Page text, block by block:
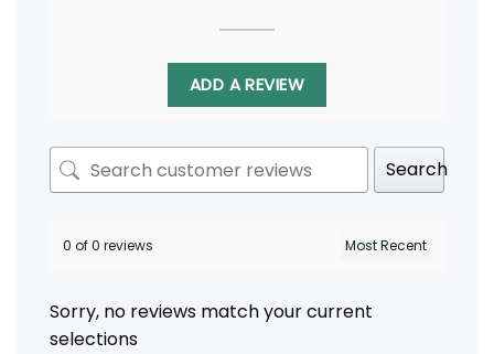
ADD A REVIEW
Search
0 of 0 reviews
Sorry, no reviews match your current
selections